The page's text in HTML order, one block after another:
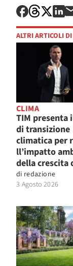
ALTRI ARTICOLI DI
CLIMA
TIM presenta
di transizione
climatica per
ll’impatto
della crescita
di redazione
3 Agosto 2026